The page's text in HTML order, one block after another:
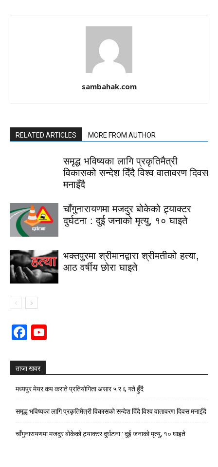
sambahak.com
RELATED ARTICLES MORE FROM AUTHOR
समृद्ध भविष्यका लागि प्रकृतिमैत्री
विकासको सन्देश दिँदै विश्व वातावरण दिवस
मनाइँदै
चाँगुनारायणमा मजदुर बोकेको ट्र्याक्टर
दुर्घटना : दुई जनाको मृत्यु, १० घाइते
भक्तपुरमा श्रीमानद्वारा श्रीमतीको हत्या,
आठ वर्षीय छोरा घाइते
Facebook
ताजा खवर
मध्यपुर मेयर कप कराते प्रतियोगिता असार ५ र ६ गते हुँदै
समृद्ध भविष्यका लागि प्रकृतिमैत्री विकासको सन्देश दिँदै विश्व वातावरण दिवस मनाइँदै
चाँगुनारायणमा मजदुर बोकेको ट्र्याक्टर दुर्घटना : दुई जनाको मृत्यु, १० घाइते